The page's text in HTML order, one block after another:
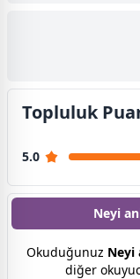
Topluluk
5.0
Neyi
Okuduğunuz Neyi
diğer